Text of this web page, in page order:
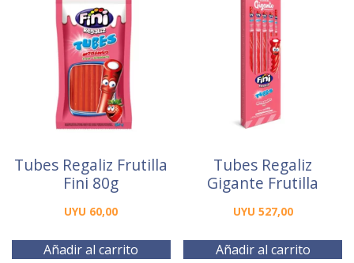
Tubes Regaliz Frutilla
Fini 80g
UYU 60,00
Añadir al carrito
Tubes Regaliz
Gigante Frutilla
UYU 527,00
Añadir al carrito